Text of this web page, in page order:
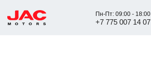
Пн-Пт: 09:00 - 18:00
+7 775 007 14 07